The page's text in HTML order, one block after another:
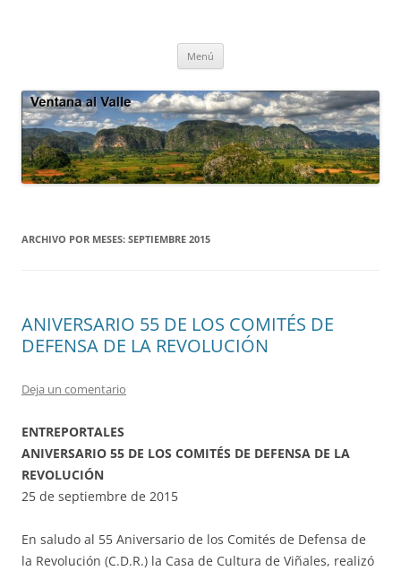
Menú
ARCHIVO POR MESES: SEPTIEMBRE 2015
ANIVERSARIO 55 DE LOS COMITÉS DE
DEFENSA DE LA REVOLUCIÓN
Deja un comentario
ENTREPORTALES
ANIVERSARIO 55 DE LOS COMITÉS DE DEFENSA DE LA
REVOLUCIÓN
25 de septiembre de 2015
En saludo al 55 Aniversario de los Comités de Defensa de
la Revolución (C.D.R.) la Casa de Cultura de Viñales, realizó